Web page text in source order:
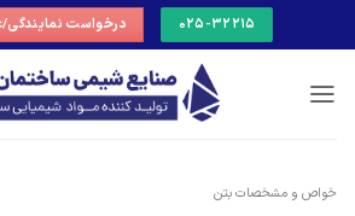
to
025-32215 درخواست
خواص و مشخصات بتن